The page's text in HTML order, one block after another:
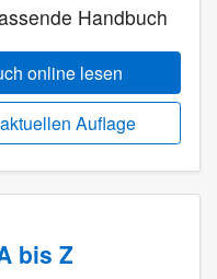
Handbuch
online lesen
Auflage
bis Z